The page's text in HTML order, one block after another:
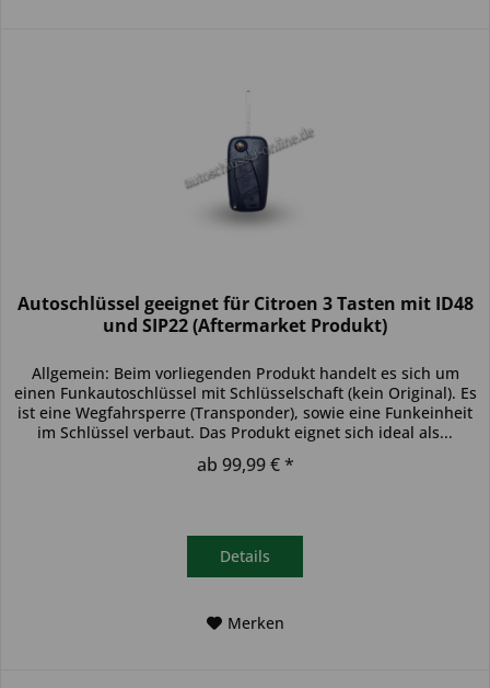
Autoschlüssel geeignet für Citroen 3 Tasten mit ID48
und SIP22 (Aftermarket Produkt)
Allgemein: Beim vorliegenden Produkt handelt es sich um
einen Funkautoschlüssel mit Schlüsselschaft (kein Original). Es
ist eine Wegfahrsperre (Transponder), sowie eine Funkeinheit
im Schlüssel verbaut. Das Produkt eignet sich ideal als...
ab 99,99 € *
Details
Merken